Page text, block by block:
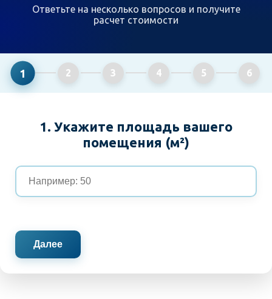
Ответьте на несколько вопросов и получите
расчет стоимости
1 2 3 4 5 6
1. Укажите площадь вашего
помещения (м²)
Далее